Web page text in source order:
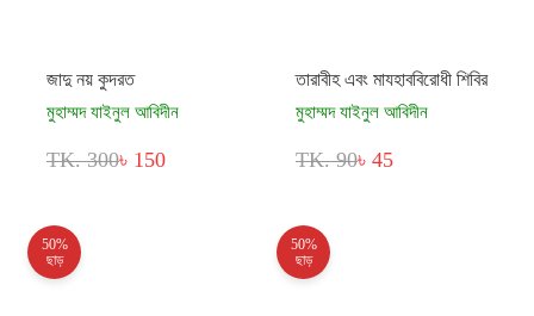
জাদু নয় কুদরত
মুহাম্মদ যাইনুল আবিদীন
TK. 300৳ 150
তারাবীহ এবং মাযহাববিরোধী শিবির
মুহাম্মদ যাইনুল আবিদীন
TK. 90৳ 45
50%
ছাড়
50%
ছাড়